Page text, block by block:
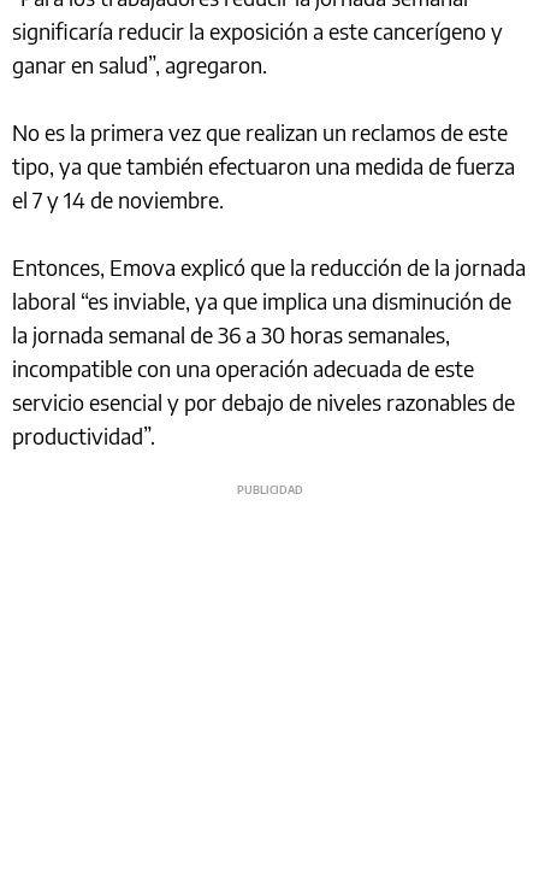
significaría reducir la exposición a este cancerígeno y
ganar en salud”, agregaron.
No es la primera vez que realizan un reclamos de este
tipo, ya que también efectuaron una medida de fuerza
el 7 y 14 de noviembre.
Entonces, Emova explicó que la reducción de la jornada
laboral “es inviable, ya que implica una disminución de
la jornada semanal de 36 a 30 horas semanales,
incompatible con una operación adecuada de este
servicio esencial y por debajo de niveles razonables de
productividad”.